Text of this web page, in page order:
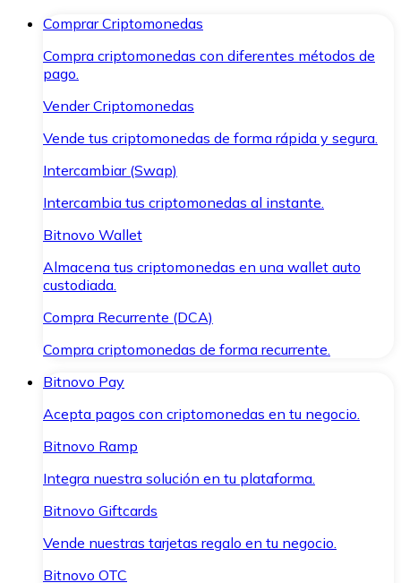
Comprar Criptomonedas
Compra criptomonedas con diferentes métodos de
pago.
Vender Criptomonedas
Vende tus criptomonedas de forma rápida y segura.
Intercambiar (Swap)
Intercambia tus criptomonedas al instante.
Bitnovo Wallet
Almacena tus criptomonedas en una wallet auto
custodiada.
Compra Recurrente (DCA)
Compra criptomonedas de forma recurrente.
Bitnovo Pay
Acepta pagos con criptomonedas en tu negocio.
Bitnovo Ramp
Integra nuestra solución en tu plataforma.
Bitnovo Giftcards
Vende nuestras tarjetas regalo en tu negocio.
Bitnovo OTC